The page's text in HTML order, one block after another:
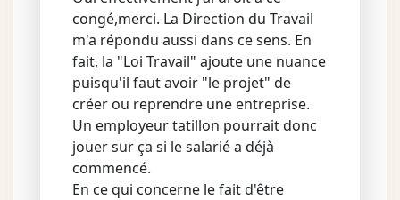
congé,merci. La Direction du Travail
m'a répondu aussi dans ce sens. En
fait, la "Loi Travail" ajoute une nuance
puisqu'il faut avoir "le projet" de
créer ou reprendre une entreprise.
Un employeur tatillon pourrait donc
jouer sur ça si le salarié a déjà
commencé.
En ce qui concerne le fait d'être